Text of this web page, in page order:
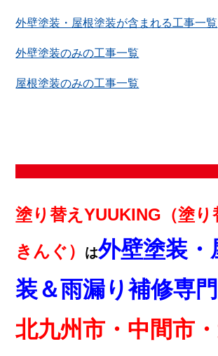
外壁塗装・屋根塗装が含まれる工事一覧
外壁塗装のみの工事一覧
屋根塗装のみの工事一覧
塗り替えYUUKING（塗り
きんぐ）
は外壁塗装・
装＆雨漏り補修専
北九州市・中間市